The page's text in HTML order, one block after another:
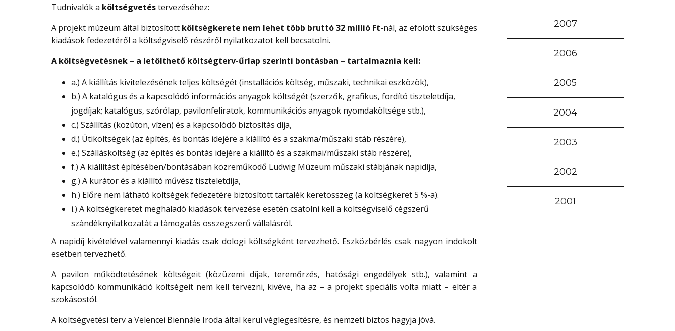
Tudnivalók a költségvetéstervezéséhez:
A projekt múzeum által biztosított költségkerete nem lehet több bruttó32 millió Ft-nál, az efölött szükséges
kiadások fedezetéről a költségviselő részéről nyilatkozatot kell becsatolni.
A költségvetésnek – a letölthető költségterv-űrlap szerinti bontásban – tartalmaznia kell:
a.) A kiállítás kivitelezésének teljes költségét (installációs költség, műszaki, technikai eszközök),
b.) A katalógus és a kapcsolódó információs anyagok költségét (szerzők, grafikus, fordító tiszteletdíja,
jogdíjak; katalógus, szórólap, pavilonfeliratok, kommunikációs anyagok nyomdaköltsége stb.),
c.) Szállítás (közúton, vízen) és a kapcsolódó biztosítás díja,
d.) Útiköltségek (az építés, és bontás idejére a kiállító és a szakma/műszaki stáb részére),
e.) Szállásköltség (az építés és bontás idejére a kiállító és a szakmai/műszaki stáb részére),
f.) A kiállítást építésében/bontásában közreműködő Ludwig Múzeum műszaki stábjának napidíja,
g.) A kurátor és a kiállító művész tiszteletdíja,
h.) Előre nem látható költségek fedezetére biztosított tartalék keretösszeg (a költségkeret 5 %-a).
i.) A költségkeretet meghaladó kiadások tervezése esetén csatolni kell a költségviselő cégszerű
szándéknyilatkozatát a támogatás összegszerű vállalásról.
A napidíj kivételével valamennyi kiadás csak dologi költségként tervezhető. Eszközbérlés csak nagyon indokolt
esetben tervezhető.
A pavilon működtetésének költségeit (közüzemi díjak, teremőrzés, hatósági engedélyek stb.), valamint a
kapcsolódó kommunikáció költségeit nem kell tervezni, kivéve, ha az – a projekt speciális volta miatt – eltér a
szokásostól.
A költségvetési terv a Velencei Biennále Iroda által kerül véglegesítésre, és nemzeti biztos hagyja jóvá.
2007
2006
2005
2004
2003
2002
2001